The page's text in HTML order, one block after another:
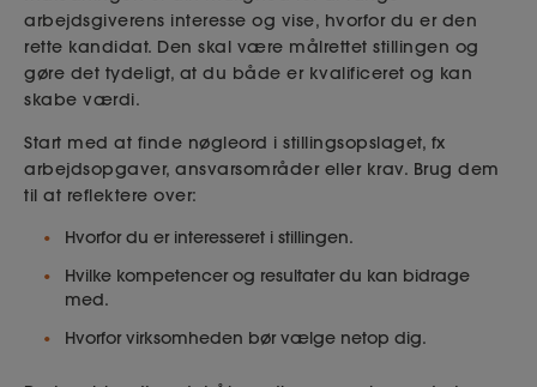
arbejdsgiverens interesse og vise, hvorfor du er den
rette kandidat. Den skal være målrettet stillingen og
gøre det tydeligt, at du både er kvalificeret og kan
skabe værdi.
Start med at finde nøgleord i stillingsopslaget, fx
arbejdsopgaver, ansvarsområder eller krav. Brug dem
til at reflektere over:
Hvorfor du er interesseret i stillingen.
Hvilke kompetencer og resultater du kan bidrage
med.
Hvorfor virksomheden bør vælge netop dig.